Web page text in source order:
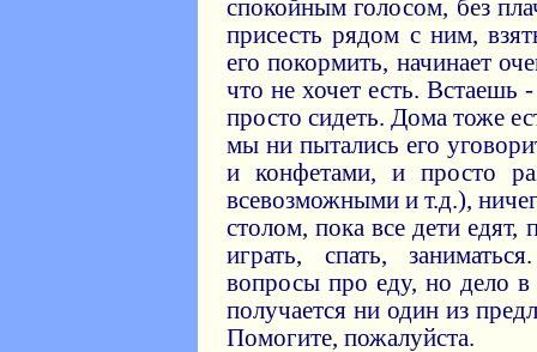
спокойным голосом, без
присесть рядом с ним,
его покормить, начинает
что не хочет есть. Встаешь
просто сидеть. Дома тоже
мы ни пытались его
и конфетами, и просто
всевозможными и т.д.),
столом, пока все дети едят,
играть, спать,
вопросы про еду, но дело
получается ни один из
Помогите, пожалуйста.